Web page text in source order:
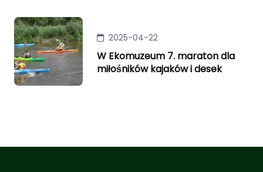
2025-04-22
W Ekomuzeum 7. maraton dla
miłośników kajaków i desek